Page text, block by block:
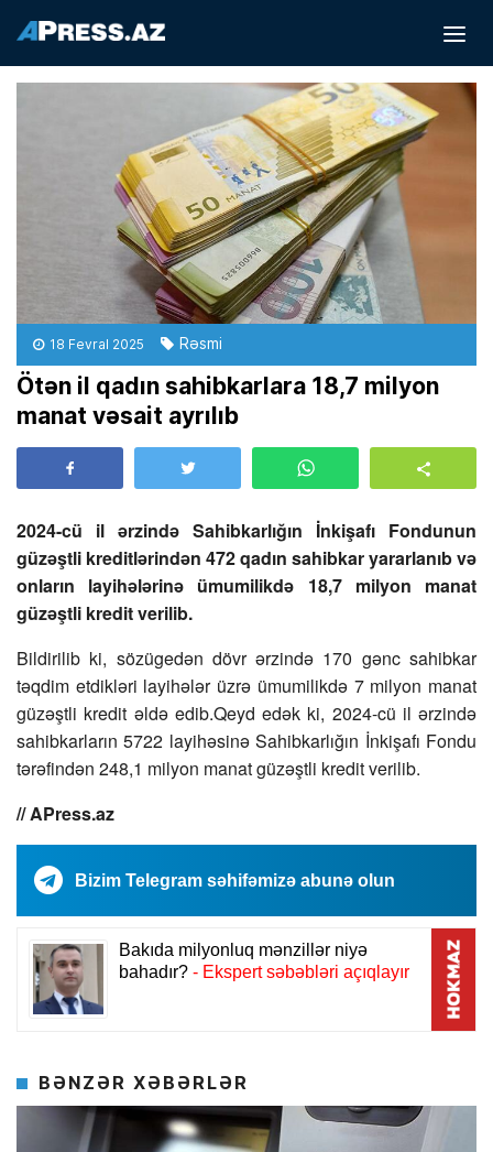
18 Fevral 2025 Rəsmi
Ötən il qadın sahibkarlara 18,7 milyon
manat vəsait ayrılıb
2024-cü il ərzində Sahibkarlığın İnkişafı Fondunun
güzəştli kreditlərindən 472 qadın sahibkar yararlanıb və
onların layihələrinə ümumilikdə 18,7 milyon manat
güzəştli kredit verilib.
Bildirilib ki, sözügedən dövr ərzində 170 gənc sahibkar
təqdim etdikləri layihələr üzrə ümumilikdə 7 milyon manat
güzəştli kredit əldə edib.Qeyd edək ki, 2024-cü il ərzində
sahibkarların 5722 layihəsinə Sahibkarlığın İnkişafı Fondu
tərəfindən 248,1 milyon manat güzəştli kredit verilib.
// APress.az
Bizim Telegram səhifəmizə abunə olun
BƏNZƏR XƏBƏRLƏR